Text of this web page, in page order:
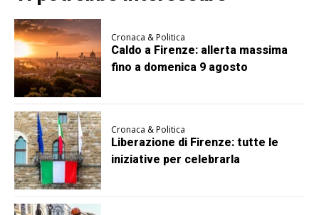
Cronaca & Politica
Caldo a Firenze: allerta massima
fino a domenica 9 agosto
Cronaca & Politica
Liberazione di Firenze: tutte le
iniziative per celebrarla